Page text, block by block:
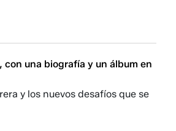
con una biografía y un álbum en
y los nuevos desafíos que se